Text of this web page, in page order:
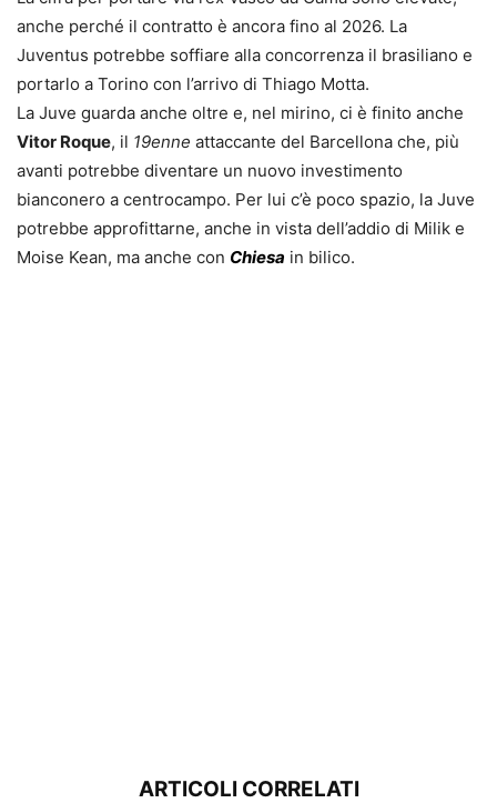
anche perché il contratto è ancora fino al 2026. La
Juventus potrebbe soffiare alla concorrenza il brasiliano e
portarlo a Torino con l’arrivo di Thiago Motta.
La Juve guarda anche oltre e, nel mirino, ci è finito anche
Vitor Roque, il 19enne attaccante del Barcellona che, più
avanti potrebbe diventare un nuovo investimento
bianconero a centrocampo. Per lui c’è poco spazio, la Juve
potrebbe approfittarne, anche in vista dell’addio di Milik e
Moise Kean, ma anche con Chiesa in bilico.
ARTICOLI CORRELATI